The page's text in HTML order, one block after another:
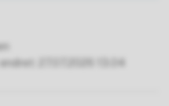
endret